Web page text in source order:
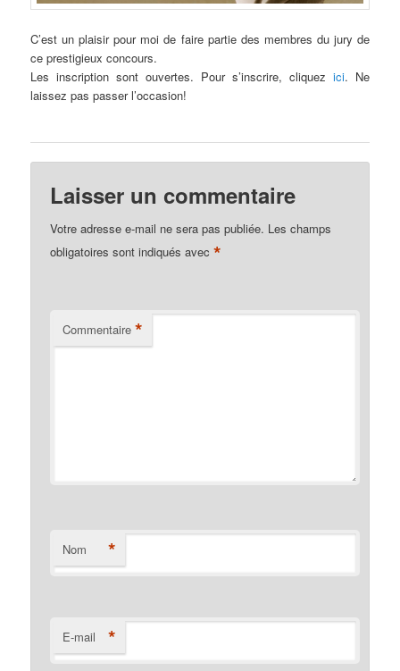
C’est un plaisir pour moi de faire partie des membres du jury de
ce prestigieux concours.
Les inscription sont ouvertes. Pour s’inscrire, cliquez ici. Ne
laissez pas passer l’occasion!
Laisser un commentaire
Votre adresse e-mail ne sera pas publiée. Les champs
obligatoires sont indiqués avec*
Commentaire *
Nom *
E-mail *